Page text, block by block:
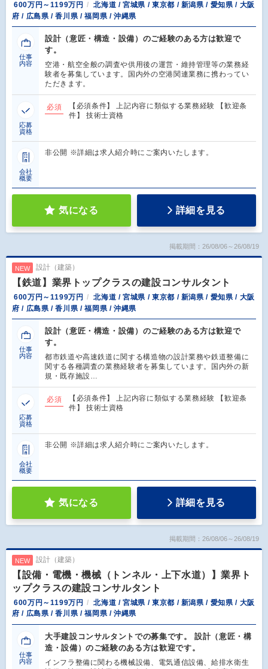
600万円～1199万円
北海道 / 宮城県 / 東京都 / 新潟県 / 愛知県 / 大阪
府 / 広島県 / 香川県 / 福岡県 / 沖縄県
仕事
内容
設計（意匠・構造・設備）のご経験のある方は歓迎で
す。
空港・航空全般の調査や供用後の運営・維持管理等の業務経
験者を募集しています。国内外の空港関連業務に携わってい
ただきます。
応募
資格
必須
【必須条件】 上記内容に類似する業務経験 【歓迎条
件】 技術士資格
会社
概要
非公開 ※詳細は求人紹介時にご案内いたします。
気になる 詳細を見る
掲載期間：26/08/06～26/08/19
NEW 設計（建築）
【鉄道】業界トップクラスの建設コンサルタント
600万円～1199万円
北海道 / 宮城県 / 東京都 / 新潟県 / 愛知県 / 大阪
府 / 広島県 / 香川県 / 福岡県 / 沖縄県
仕事
内容
設計（意匠・構造・設備）のご経験のある方は歓迎で
す。
都市鉄道や高速鉄道に関する構造物の設計業務や鉄道整備に
関する各種調査の業務経験者を募集しています。国内外の新
規・既存施設…
応募
資格
必須
【必須条件】 上記内容に類似する業務経験 【歓迎条
件】 技術士資格
会社
概要
非公開 ※詳細は求人紹介時にご案内いたします。
気になる 詳細を見る
掲載期間：26/08/06～26/08/19
NEW 設計（建築）
【設備・電機・機械（トンネル・上下水道）】業界ト
ップクラスの建設コンサルタント
600万円～1199万円
北海道 / 宮城県 / 東京都 / 新潟県 / 愛知県 / 大阪
府 / 広島県 / 香川県 / 福岡県 / 沖縄県
仕事
内容
大手建設コンサルタントでの募集です。 設計（意匠・構
造・設備）のご経験のある方は歓迎です。
インフラ整備に関わる機械設備、電気通信設備、給排水衛生